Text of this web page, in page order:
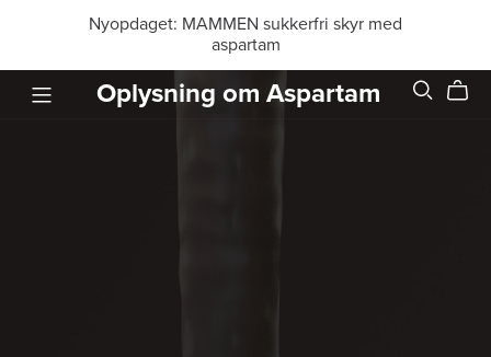
Nyopdaget: MAMMEN sukkerfri skyr med
aspartam
Oplysning om Aspartam